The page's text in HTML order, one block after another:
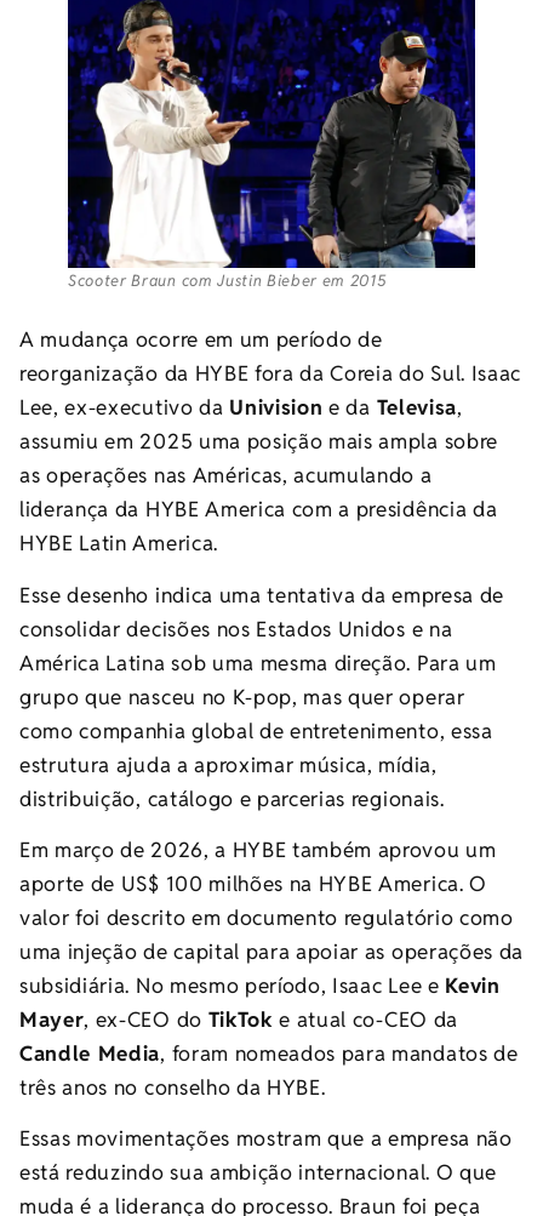
Scooter Braun com Justin Bieber em 2015
A mudança ocorre em um período de
reorganização da HYBE fora da Coreia do Sul. Isaac
Lee, ex-executivo da Univision e da Televisa,
assumiu em 2025 uma posição mais ampla sobre
as operações nas Américas, acumulando a
liderança da HYBE America com a presidência da
HYBE Latin America.
Esse desenho indica uma tentativa da empresa de
consolidar decisões nos Estados Unidos e na
América Latina sob uma mesma direção. Para um
grupo que nasceu no K-pop, mas quer operar
como companhia global de entretenimento, essa
estrutura ajuda a aproximar música, mídia,
distribuição, catálogo e parcerias regionais.
Em março de 2026, a HYBE também aprovou um
aporte de US$ 100 milhões na HYBE America. O
valor foi descrito em documento regulatório como
uma injeção de capital para apoiar as operações da
subsidiária. No mesmo período, Isaac Lee e Kevin
Mayer, ex-CEO do TikTok e atual co-CEO da
Candle Media, foram nomeados para mandatos de
três anos no conselho da HYBE.
Essas movimentações mostram que a empresa não
está reduzindo sua ambição internacional. O que
muda é a liderança do processo. Braun foi peça